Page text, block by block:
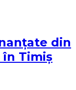
din
în Timiș